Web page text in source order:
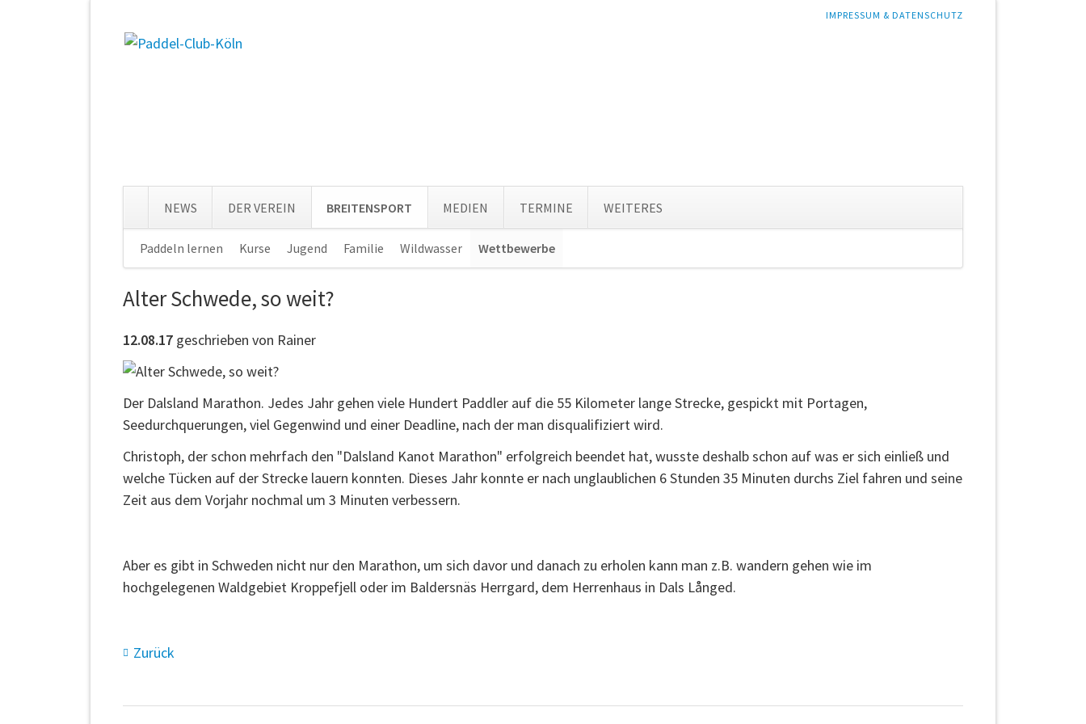
NAVIGATION
IMPRESSUM & DATENSCHUTZ
überspringen
NEWS DER VEREIN BREITENSPORT MEDIEN TERMINE WEITERES
überspringen
Paddeln lernen Kurse Jugend Familie Wildwasser Wettbewerbe
Alter Schwede, so weit?
12.08.17 geschrieben von Rainer
Der Dalsland Marathon. Jedes Jahr gehen viele Hundert Paddler auf die 55 Kilometer lange Strecke, gespickt mit Portagen,
Seedurchquerungen, viel Gegenwind und einer Deadline, nach der man disqualifiziert wird.
Christoph, der schon mehrfach den "Dalsland Kanot Marathon" erfolgreich beendet hat, wusste deshalb schon auf was er sich einließ und
welche Tücken auf der Strecke lauern konnten. Dieses Jahr konnte er nach unglaublichen 6 Stunden 35 Minuten durchs Ziel fahren und seine
Zeit aus dem Vorjahr nochmal um 3 Minuten verbessern.
Aber es gibt in Schweden nicht nur den Marathon, um sich davor und danach zu erholen kann man z.B. wandern gehen wie im
hochgelegenen Waldgebiet Kroppefjell oder im Baldersnäs Herrgard, dem Herrenhaus in Dals Långed.
Zurück